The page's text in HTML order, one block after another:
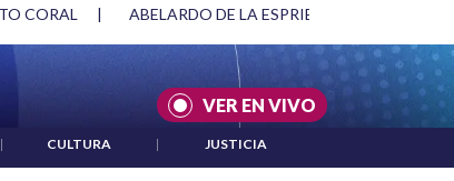
Y DMG | ACUERDOS ENTRE ESTADOS UNIDOS E
VER EN VIVO
| CULTURA | JUSTICIA